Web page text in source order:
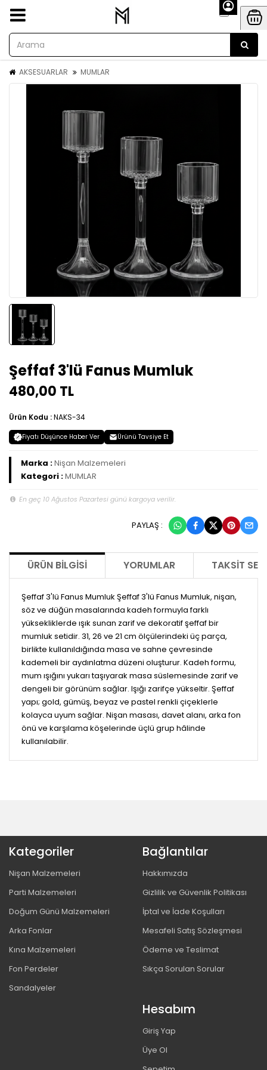
AKSESUARLAR MUMLAR
Şeffaf 3'lü Fanus Mumluk
480,00 TL
Ürün Kodu :NAKS-34
Fiyatı Düşünce Haber Ver Ürünü Tavsiye Et
Marka :Nişan Malzemeleri
Kategori :MUMLAR
En geç 10 Ağustos Pazartesi günü kargoya verilir.
PAYLAŞ :
ÜRÜN BILGISI YORUMLAR TAKSIT
Şeffaf 3'lü Fanus Mumluk Şeffaf 3'lü Fanus Mumluk, nişan,
söz ve düğün masalarında kadeh formuyla farklı
yüksekliklerde ışık sunan zarif ve dekoratif şeffaf bir
mumluk setidir. 31, 26 ve 21 cm ölçülerindeki üç parça,
birlikte kullanıldığında masa ve sahne çevresinde
kademeli bir aydınlatma düzeni oluşturur. Kadeh formu,
mum ışığını yukarı taşıyarak masa süslemesinde zarif ve
dengeli bir görünüm sağlar. Işığı zarifçe yükseltir. Şeffaf
yapı; gold, gümüş, beyaz ve pastel renkli çiçeklerle
kolayca uyum sağlar. Nişan masası, davet alanı, arka fon
önü ve karşılama köşelerinde üçlü grup hâlinde
kullanılabilir.
Kategoriler
Nişan Malzemeleri
Parti Malzemeleri
Doğum Günü Malzemeleri
Arka Fonlar
Kına Malzemeleri
Fon Perdeler
Sandalyeler
Bağlantılar
Hakkımızda
Gizlilik ve Güvenlik Politikası
İptal ve İade Koşulları
Mesafeli Satış Sözleşmesi
Ödeme ve Teslimat
Sıkça Sorulan Sorular
Hesabım
Giriş Yap
Üye Ol